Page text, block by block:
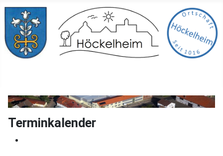
Terminkalender